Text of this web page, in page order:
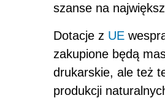
szanse na
Dotacje z UE
zakupione będą
drukarskie, ale też
produkcji